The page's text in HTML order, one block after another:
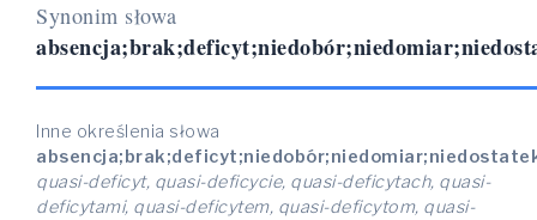
Synonim słowa
Inne określenia słowa
quasi-deficyt, quasi-deficycie, quasi-deficytach, quasi-
deficytami, quasi-deficytem, quasi-deficytom, quasi-